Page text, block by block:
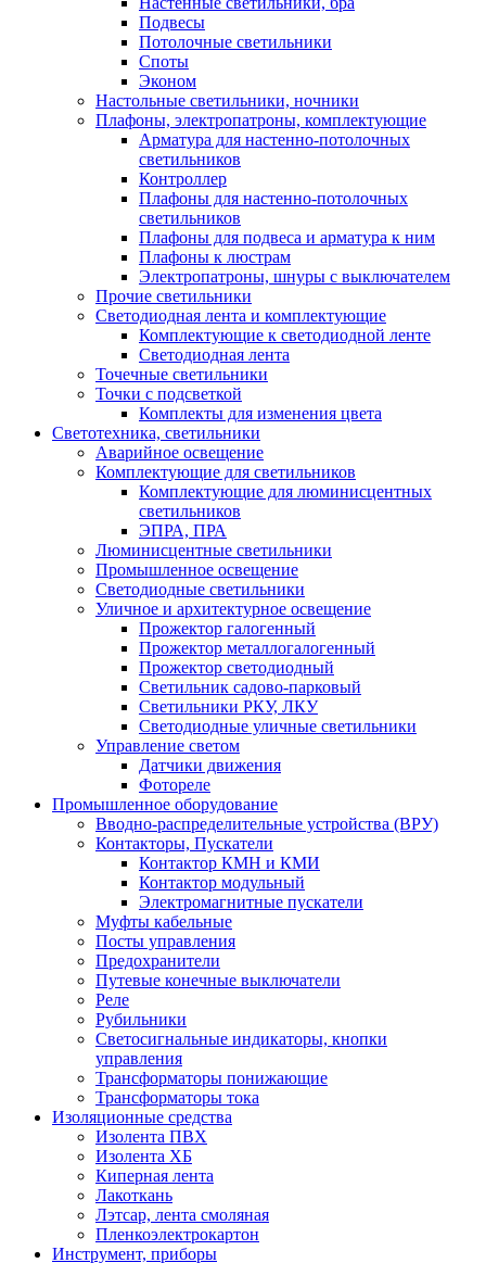
Подвесы
Потолочные светильники
Споты
Эконом
Настольные светильники, ночники
Плафоны, электропатроны, комплектующие
Арматура для настенно-потолочных
светильников
Контроллер
Плафоны для настенно-потолочных
светильников
Плафоны для подвеса и арматура к ним
Плафоны к люстрам
Электропатроны, шнуры с выключателем
Прочие светильники
Светодиодная лента и комплектующие
Комплектующие к светодиодной ленте
Светодиодная лента
Точечные светильники
Точки с подсветкой
Комплекты для изменения цвета
Светотехника, светильники
Аварийное освещение
Комплектующие для светильников
Комплектующие для люминисцентных
светильников
ЭПРА, ПРА
Люминисцентные светильники
Промышленное освещение
Светодиодные светильники
Уличное и архитектурное освещение
Прожектор галогенный
Прожектор металлогалогенный
Прожектор светодиодный
Светильник садово-парковый
Светильники РКУ, ЛКУ
Светодиодные уличные светильники
Управление светом
Датчики движения
Фотореле
Промышленное оборудование
Вводно-распределительные устройства (ВРУ)
Контакторы, Пускатели
Контактор КМН и КМИ
Контактор модульный
Электромагнитные пускатели
Муфты кабельные
Посты управления
Предохранители
Путевые конечные выключатели
Реле
Рубильники
Светосигнальные индикаторы, кнопки
управления
Трансформаторы понижающие
Трансформаторы тока
Изоляционные средства
Изолента ПВХ
Изолента ХБ
Киперная лента
Лакоткань
Лэтсар, лента смоляная
Пленкоэлектрокартон
Инструмент, приборы